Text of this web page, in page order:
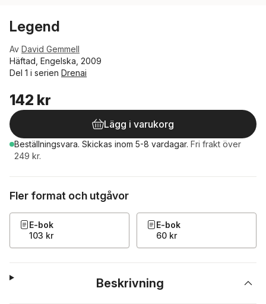
Legend
Av David Gemmell
Häftad, Engelska, 2009
Del 1 i serien Drenai
142 kr
Lägg i varukorg
Beställningsvara. Skickas inom 5-8 vardagar. Fri frakt över
249 kr.
Fler format och utgåvor
E-bok
103 kr
E-bok
60 kr
Beskrivning